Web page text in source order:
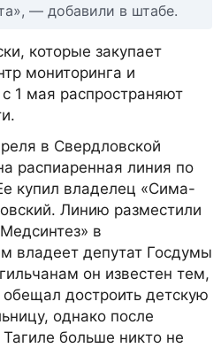
— добавили в штабе.
которые закупает
мониторинга и
1 мая распространяют
в Свердловской
распиаренная линия по
купил владелец «Сима-
Линию разместили
в
владеет депутат Госдумы
он известен тем,
достроить детскую
однако после
больше никто не